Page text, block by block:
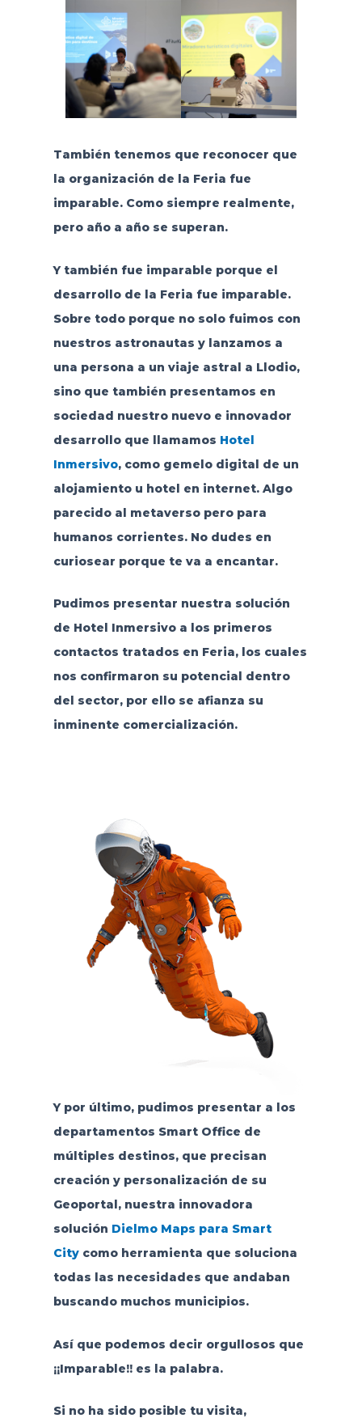
También tenemos que reconocer que
la organización de la Feria fue
imparable. Como siempre realmente,
pero año a año se superan.
Y también fue imparable porque el
desarrollo de la Feria fue imparable.
Sobre todo porque no solo fuimos con
nuestros astronautas y lanzamos a
una persona a un viaje astral a Llodio,
sino que también presentamos en
sociedad nuestro nuevo e innovador
desarrollo que llamamos Hotel
Inmersivo, como gemelo digital de un
alojamiento u hotel en internet. Algo
parecido al metaverso pero para
humanos corrientes. No dudes en
curiosear porque te va a encantar.
Pudimos presentar nuestra solución
de Hotel Inmersivo a los primeros
contactos tratados en Feria, los cuales
nos confirmaron su potencial dentro
del sector, por ello se afianza su
inminente comercialización.
Y por último, pudimos presentar a los
departamentos Smart Office de
múltiples destinos, que precisan
creación y personalización de su
Geoportal, nuestra innovadora
solución Dielmo Maps para Smart
Citycomo herramienta que soluciona
todas las necesidades que andaban
buscando muchos municipios.
Así que podemos decir orgullosos que
¡¡Imparable!! es la palabra.
Si no ha sido posible tu visita,